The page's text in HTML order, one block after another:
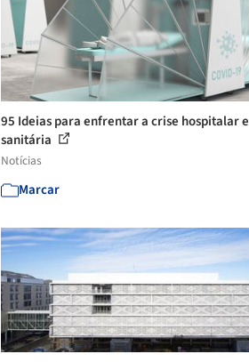
95 Ideias para enfrentar a crise hospitalar e
sanitária
Notícias
Marcar